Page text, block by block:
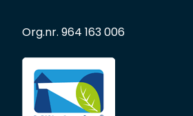
Org.nr. 964 163 006